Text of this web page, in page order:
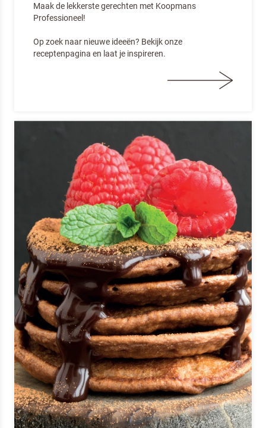
Maak de lekkerste gerechten met Koopmans
Professioneel!
Op zoek naar nieuwe ideeën? Bekijk onze
receptenpagina en laat je inspireren.